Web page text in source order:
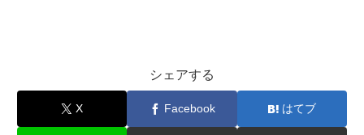
シェアする
X Facebook はてブ